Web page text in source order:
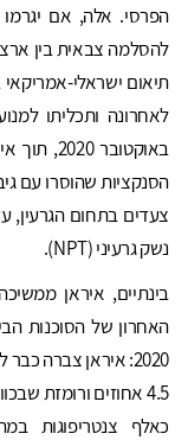
הפרסי. אלה, אם
להסלמה צבאית בין
תיאום ישראלי-
לאחרונה ותכליתו
הסנקציות שהוסרו עם
צעדים בתחום הגרעין,
נשק גרעיני (NPT).
בינתיים, איראן
האחרון של הסוכנות
2020: איראן צברה
4.5 אחוזים ורומזת
כאלף צנטריפוגות